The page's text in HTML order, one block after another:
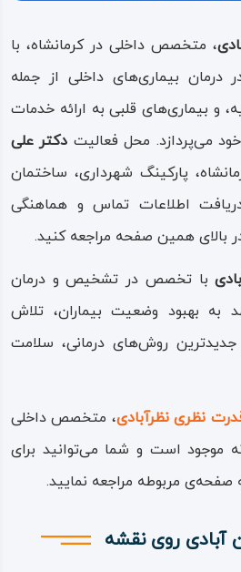
، متخصص داخلی در کرمانشاه، با
بیماری‌های داخلی از جمله
و بیماری‌های قلبی به ارائه خدمات
خود می‌پردازد. محل فعالیت دکتر علی
پارکینگ شهرداری، ساختمان
دریافت اطلاعات تماس و هماهنگی
بالای همین صفحه مراجعه کنید.
با تخصص در تشخیص و درمان
به بهبود وضعیت بیماران، تلاش
جدیدترین روش‌های درمانی، سلامت
نظری نظرآبادی، متخصص داخلی
موجود است و شما می‌توانید برای
صفحه‌ی مربوطه مراجعه نمایید.
آبادی روی نقشه